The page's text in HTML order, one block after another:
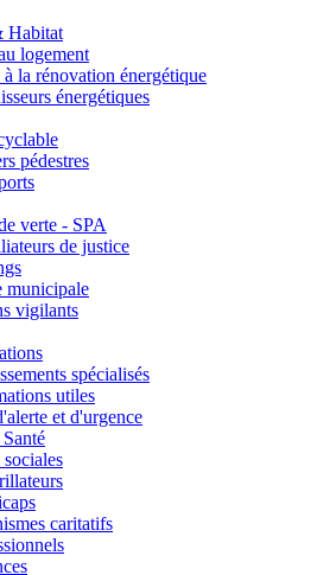
Habitat
logement
la rénovation énergétique
énergétiques
pédestres
verte - SPA
de justice
municipale
vigilants
spécialisés
utiles
et d'urgence
caritatifs